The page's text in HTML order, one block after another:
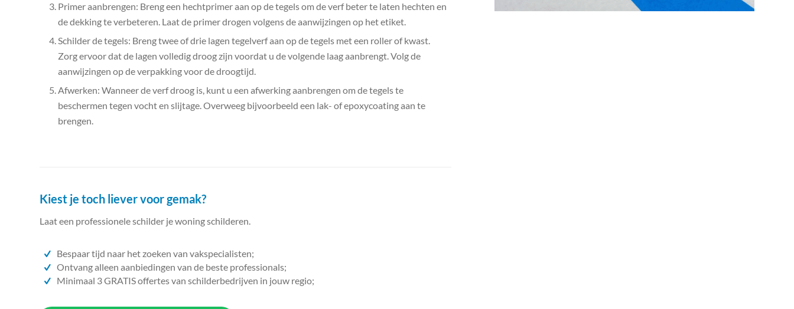
Primer aanbrengen: Breng een hechtprimer aan op de tegels om de verf beter te laten hechten en
de dekking te verbeteren. Laat de primer drogen volgens de aanwijzingen op het etiket.
Schilder de tegels: Breng twee of drie lagen tegelverf aan op de tegels met een roller of kwast.
Zorg ervoor dat de lagen volledig droog zijn voordat u de volgende laag aanbrengt. Volg de
aanwijzingen op de verpakking voor de droogtijd.
Afwerken: Wanneer de verf droog is, kunt u een afwerking aanbrengen om de tegels te
beschermen tegen vocht en slijtage. Overweeg bijvoorbeeld een lak- of epoxycoating aan te
brengen.
Kiest je toch liever voor gemak?
Laat een professionele schilder je woning schilderen.
Bespaar tijd naar het zoeken van vakspecialisten;
Ontvang alleen aanbiedingen van de beste professionals;
Minimaal 3 GRATIS offertes van schilderbedrijven in jouw regio;